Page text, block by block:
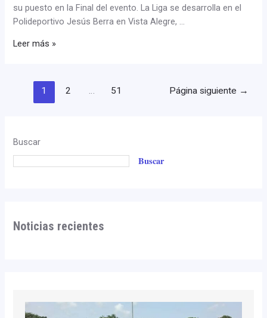
su puesto en la Final del evento. La Liga se desarrolla en el
Polideportivo Jesús Berra en Vista Alegre, …
Leer más »
1 2 … 51 Página siguiente →
Buscar
Buscar
Noticias recientes